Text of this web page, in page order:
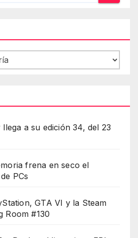
a su edición 34, del 23
frena en seco el
PCs
GTA VI y la Steam
Room #130